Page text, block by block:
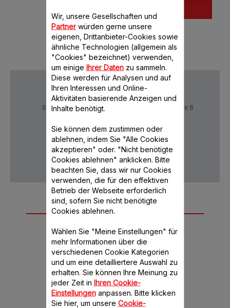
Sichere Zahlung
Lieferzeiten: 5 bis 6
Datenschutz AGB
Weiteres
empfohlenes
Zubehör
Wir, unsere Gesellschaften und
Partnerwürden gerne unsere
eigenen, Drittanbieter-Cookies sowie
ähnliche Technologien (allgemein als
"Cookies" bezeichnet) verwenden,
um einige Ihrer Datenzu sammeln.
Diese werden für Analysen und auf
Ihren Interessen und Online-
Aktivitäten basierende Anzeigen und
Inhalte benötigt.
Sie können dem zustimmen oder
ablehnen, indem Sie "Alle Cookies
akzeptieren" oder. "Nicht benötigte
Cookies ablehnen" anklicken. Bitte
beachten Sie, dass wir nur Cookies
verwenden, die für den effektiven
Betrieb der Webseite erforderlich
sind, sofern Sie nicht benötigte
Cookies ablehnen.
Wählen Sie "Meine Einstellungen" für
mehr Informationen über die
verschiedenen Cookie Kategorien
und um eine detailliertere Auswahl zu
erhalten. Sie können Ihre Meinung zu
jeder Zeit in Ihren Cookie-
Einstellungenanpassen. Bitte klicken
Sie hier, um unsere Cookie-